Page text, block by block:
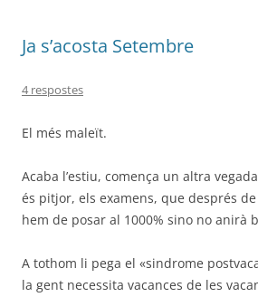
Ja s’acosta Setembre
4 respostes
El més maleït.
Acaba l’estiu, comença un altra
és pitjor, els examens, que després
hem de posar al 1000% sino no anirà
A tothom li pega el «sindrome
la gent necessita vacances de les